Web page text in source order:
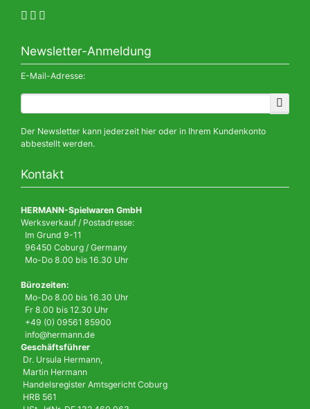
Newsletter-Anmeldung
E-Mail-Adresse:
Der Newsletter kann jederzeit hier oder in Ihrem Kundenkonto
abbestellt werden.
Kontakt
HERMANN-Spielwaren GmbH
Werksverkauf / Postadresse:
Im Grund 9-11
96450 Coburg / Germany
Mo-Do 8.00 bis 16.30 Uhr
Bürozeiten:
Mo-Do 8.00 bis 16.30 Uhr
Fr 8.00 bis 12.30 Uhr
+49 (0) 09561 85900
info@hermann.de
Geschäftsführer
Dr. Ursula Hermann,
Martin Hermann
Handelsregister Amtsgericht Coburg
HRB 561